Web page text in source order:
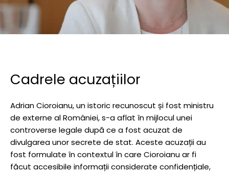
Cadrele acuzațiilor
Adrian Cioroianu, un istoric recunoscut și fost ministru
de externe al României, s-a aflat în mijlocul unei
controverse legale după ce a fost acuzat de
divulgarea unor secrete de stat. Aceste acuzații au
fost formulate în contextul în care Cioroianu ar fi
făcut accesibile informații considerate confidențiale,